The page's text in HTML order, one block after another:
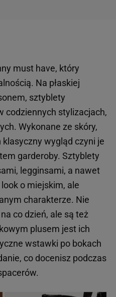
must have, który
Na płaskiej
sztyblety
codziennych stylizacjach,
Wykonane ze skóry,
wygląd czyni je
garderoby. Sztyblety
legginsami, a nawet
o miejskim, ale
charakterze. Nie
co dzień, ale są też
plusem jest ich
wstawki po bokach
co docenisz podczas